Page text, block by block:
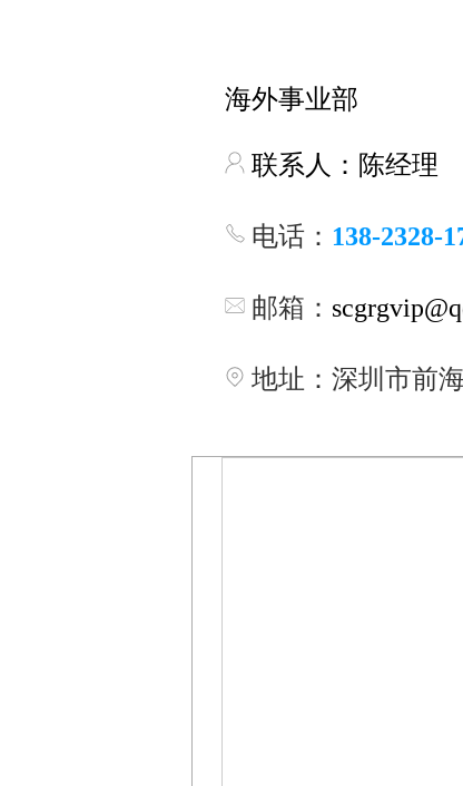
海外事业部
联系人 ：陈经理
电话： 138-2328-
邮箱：
地址 ：深圳市前